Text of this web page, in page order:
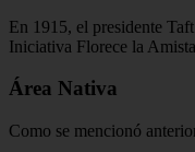
En 1915, el presidente
Iniciativa Florece la
Área Nativa
Como se mencionó